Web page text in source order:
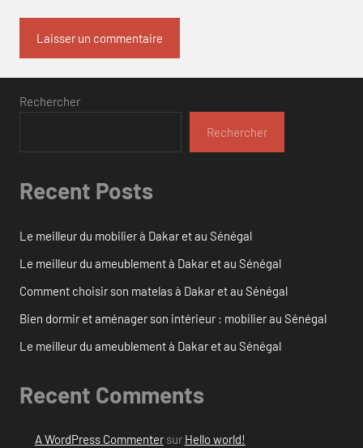
Rechercher
Rechercher
Recent Posts
Le meilleur du mobilier à Dakar et au Sénégal
Le meilleur du ameublement à Dakar et au Sénégal
Comment choisir son matelas à Dakar et au Sénégal
Bien dormir et aménager son intérieur : mobilier au Sénégal
Le meilleur du ameublement à Dakar et au Sénégal
Recent Comments
A WordPress Commentersur Hello world!